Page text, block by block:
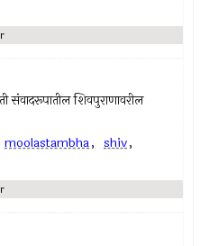
संवादरूपातील शिवपुराणावरील
moolastambha, shiv,